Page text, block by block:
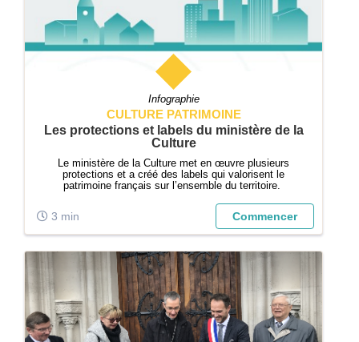
Infographie
CULTURE PATRIMOINE
Les protections et labels du ministère de la
Culture
Le ministère de la Culture met en œuvre plusieurs
protections et a créé des labels qui valorisent le
patrimoine français sur l’ensemble du territoire.
3 min Commencer